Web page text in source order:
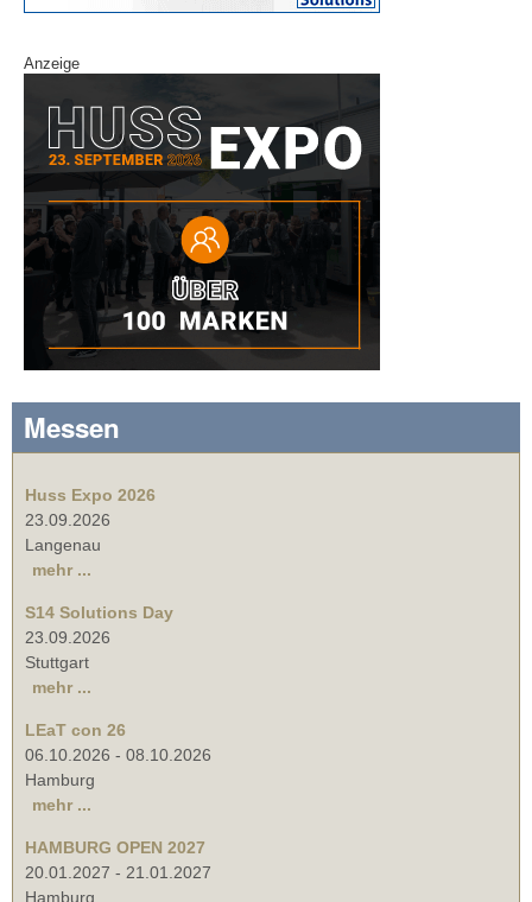
Anzeige
Messen
Huss Expo 2026
23.09.2026
Langenau
mehr ...
S14 Solutions Day
23.09.2026
Stuttgart
mehr ...
LEaT con 26
06.10.2026 - 08.10.2026
Hamburg
mehr ...
HAMBURG OPEN 2027
20.01.2027 - 21.01.2027
Hamburg